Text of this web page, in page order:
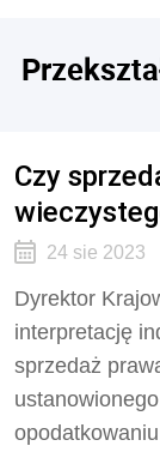
Czy
24 sie 2023
Dyrektor
interpretację
sprzedaż